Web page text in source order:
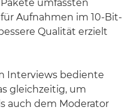
umfassten
Aufnahmen im 10-Bit-
Qualität erzielt
Interviews bediente
gleichzeitig, um
auch dem Moderator